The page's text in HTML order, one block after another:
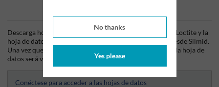
No thanks
Yes please
Descarga hoy mismo la hoja técnica (TDS) del producto Loctite y la
hoja de datos de seguridad (SDS) del producto Loctite desde Silmid.
Una vez que hayas iniciado sesión o te hayas registrado, la hoja de
datos será visible para su descarga.
Conéctese para acceder a las hojas de datos